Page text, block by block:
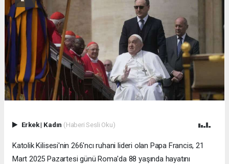
Erkek| Kadın (Haberi Sesli Oku)
Katolik Kilisesi'nin 266'ncı ruhani lideri olan Papa Francis, 21
Mart 2025 Pazartesi günü Roma'da 88 yaşında hayatını